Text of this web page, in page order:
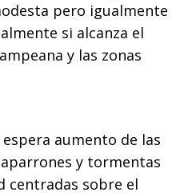
pero igualmente
si alcanza el
y las zonas
aumento de las
y tormentas
centradas sobre el